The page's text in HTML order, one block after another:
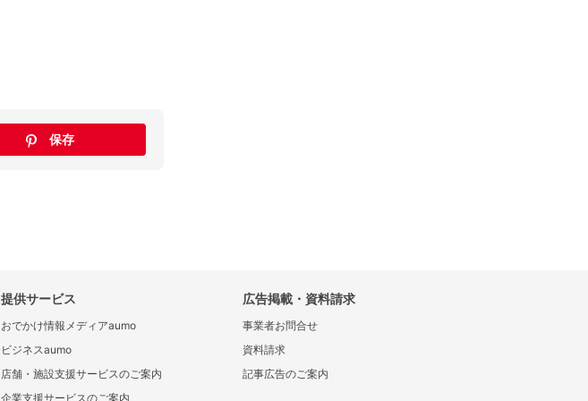
保存
提供サービス
おでかけ情報メディアaumo
ビジネスaumo
店舗・施設支援サービスのご案内
企業支援サービスのご案内
広告掲載・資料請求
事業者お問合せ
資料請求
記事広告のご案内